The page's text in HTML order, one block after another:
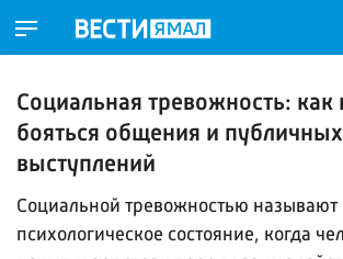
Социальная тревожность: как
бояться общения и публичных
выступлений
Социальной тревожностью называют
психологическое состояние, когда